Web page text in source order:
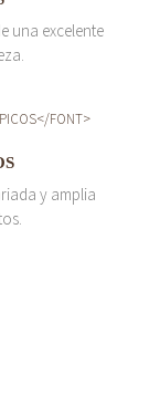
una excelente
y amplia